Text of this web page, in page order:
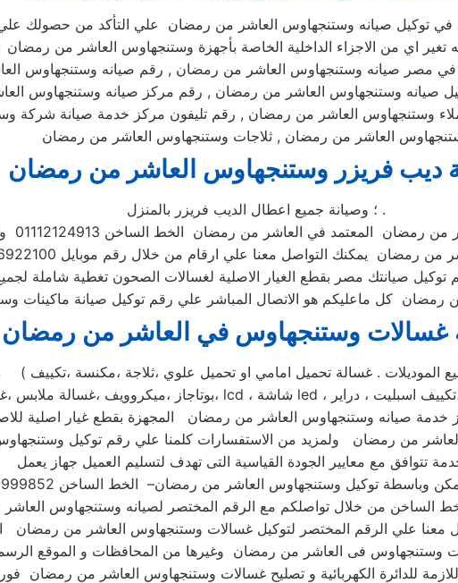
توكيل صيانه وستنجهاوس العاشر من رمضان علي التأكد من حصولك
تغير اي من الاجزاء الداخلية الخاصة بأجهزة وستنجهاوس العاشر من
في مصر صيانه وستنجهاوس العاشر من رمضان , رقم صيانه
صيانه وستنجهاوس العاشر من رمضان , رقم مركز صيانه وستنجهاوس
وستنجهاوس العاشر من رمضان , رقم تليفون مركز خدمة صيانة شركة
العاشر من رمضان , ثلاجات وستنجهاوس العاشر من رمضان
ديب فريزر وستنجهاوس العاشر من رمضان
؛ وصيانة جميع اعطال الديب فريزر بالمنزل .
في العاشر من رمضان الخط الساخن 01112124913 وفي حال انشغال الرقم المختصر
معنا علي ارقام من خلال رقم موبايل 01096922100 فنحن دائما نسعد بتلقى اتصالاتكم
صيانتك مصر بقطع الغيار الاصلية لغسالات الصحون تغطية شاملة
غسالات وستنجهاوس في العاشر من رمضان
صيانه وستنجهاوس العاشر من رمضان المجهزة بقطع غيار اصلية
تتوافق مع معايير الجودة القياسية التى تهدف لتسليم العميل جهاز يعمل
معنا علي الرقم المختصر لتوكيل غسالات وستنجهاوس العاشر من رمضان